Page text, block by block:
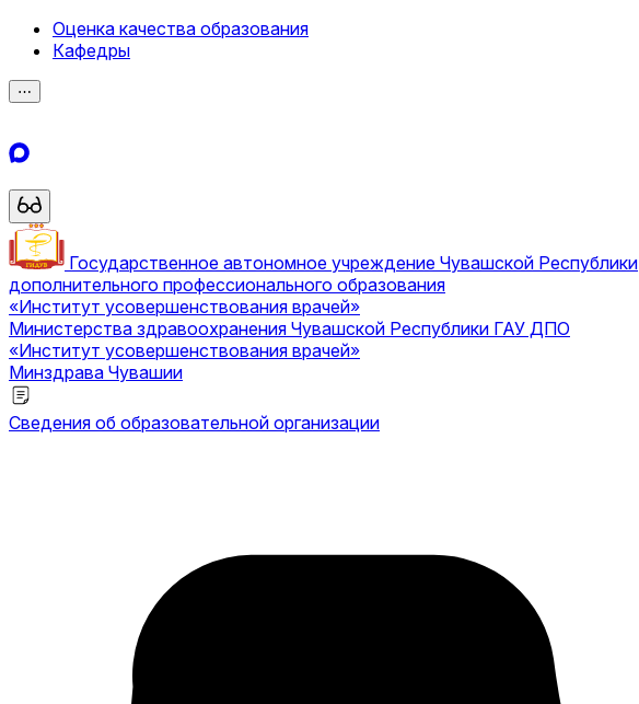
Оценка качества образования
Кафедры
⋯
Государственное автономное учреждение Чувашской Республики
дополнительного профессионального образования
«Институт усовершенствования врачей»
Министерства здравоохранения Чувашской Республики ГАУ ДПО
«Институт усовершенствования врачей»
Минздрава Чувашии
Сведения об образовательной организации